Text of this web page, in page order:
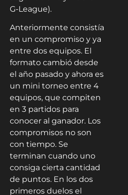
G-League).
Anteriormente consistía
en un compromiso y ya
entre dos equipos. El
formato cambió desde
el año pasado y ahora es
un mini torneo entre 4
equipos, que compiten
en 3 partidos para
conocer al ganador. Los
compromisos no son
con tiempo. Se
terminan cuando uno
consiga cierta cantidad
de puntos. En los dos
primeros duelos el